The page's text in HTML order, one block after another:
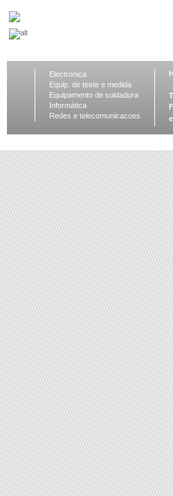
Electronica
Equip. de teste e medida
Equipamento de soldadura
Informática
Redes e telecomunicacoes